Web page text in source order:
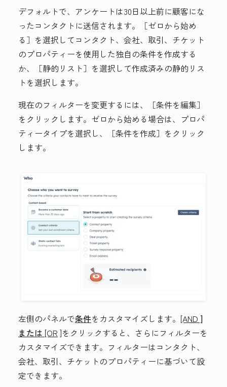
デフォルトで、アンケートは30日以上前に顧客にな
ったコンタクトに送信されます。［ゼロから始め
る］ を選択してコンタクト、会社、取引、チケット
のプロパティーを使用した独自の条件を作成する
か、［静的リスト］ を選択して作成済みの静的リス
トを選択します。
現在のフィルターを変更するには、［条件を編集］
をクリックします。ゼロから始める場合は、
プロパ
ティータイプを選択し、［条件を作成］ をクリック
します。
左側のパネルで条件をカスタマイズします。 [AND ]
または [OR ]をクリックすると、さらにフィルターを
カスタマイズできます。フィルターはコンタクト、
会社、取引、チケットのプロパティーに基づいて設
定できます。